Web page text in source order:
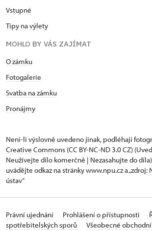
Vstupné
Tipy na výlety
MOHLO BY VÁS ZAJÍMAT
O zámku
Fotogalerie
Svatba na zámku
Pronájmy
Není-li výslovně uvedeno jinak, podléhají
Creative Commons (CC BY-NC-ND 3.0 CZ)
Neužívejte dílo komerčně | Nezasahujte do
uvádějte odkaz na stránky www.npu.cz a
ústav“
Právní ujednání Prohlášení o přístupnosti
spotřebitelských sporů
Všeobecné